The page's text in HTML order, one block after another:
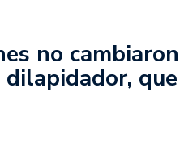
las diez cosas que tenés
no